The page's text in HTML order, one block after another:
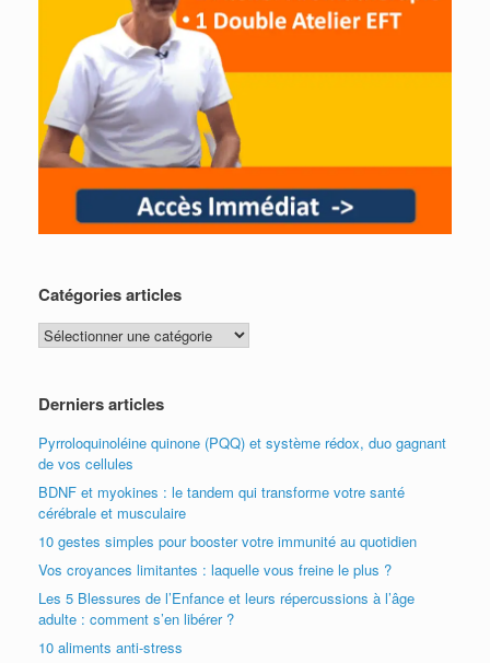
Catégories articles
Catégories
articles
Derniers articles
Pyrroloquinoléine quinone (PQQ) et système rédox, duo gagnant
de vos cellules
BDNF et myokines : le tandem qui transforme votre santé
cérébrale et musculaire
10 gestes simples pour booster votre immunité au quotidien
Vos croyances limitantes : laquelle vous freine le plus ?
Les 5 Blessures de l’Enfance et leurs répercussions à l’âge
adulte : comment s’en libérer ?
10 aliments anti-stress